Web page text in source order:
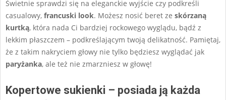
Świetnie sprawdzi się na eleganckie wyjście czy podkreśli
casualowy, francuski look. Możesz nosić beret ze skórzaną
kurtką, która nada Ci bardziej rockowego wyglądu, bądź z
lekkim płaszczem – podkreślającym twoją delikatność. Pamiętaj,
że z takim nakryciem głowy nie tylko będziesz wyglądać jak
paryżanka, ale też nie zmarzniesz w głowę!
Kopertowe sukienki – posiada ją każda